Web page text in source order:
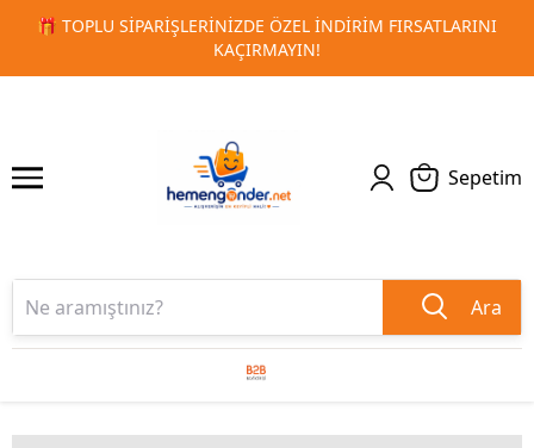
🚀 KURUMSAL PROMOSYON VE MATBAA ÜRÜNLERINDE
TESLIMAT!
1 2
Sepetim
Ara